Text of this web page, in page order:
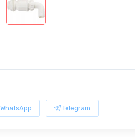
WhatsApp Telegram